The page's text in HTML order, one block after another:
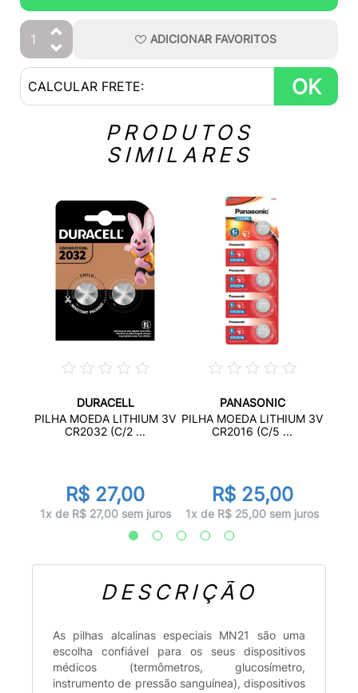
ADICIONAR FAVORITOS
OK
PRODUTOS
SIMILARES
DURACELL
PILHA MOEDA LITHIUM 3V
CR2032 (C/2 ...
R$ 27,00
1x de R$ 27,00 sem juros
PANASONIC
PILHA MOEDA LITHIUM 3V
CR2016 (C/5 ...
R$ 25,00
1x de R$ 25,00 sem juros
DESCRIÇÃO
As pilhas alcalinas especiais MN21 são uma
escolha confiável para os seus dispositivos
médicos (termômetros, glucosímetro,
instrumento de pressão sanguínea), dispositivos